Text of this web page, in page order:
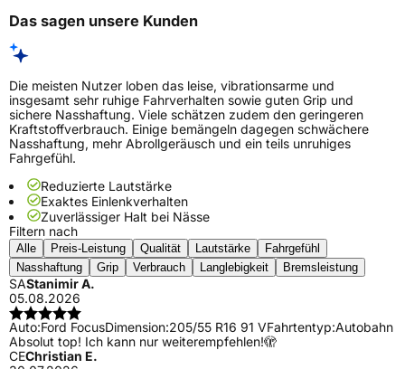
Das sagen unsere Kunden
Die meisten Nutzer loben das leise, vibrationsarme und
insgesamt sehr ruhige Fahrverhalten sowie guten Grip und
sichere Nasshaftung. Viele schätzen zudem den geringeren
Kraftstoffverbrauch. Einige bemängeln dagegen schwächere
Nasshaftung, mehr Abrollgeräusch und ein teils unruhiges
Fahrgefühl.
Reduzierte Lautstärke
Exaktes Einlenkverhalten
Zuverlässiger Halt bei Nässe
Filtern nach
Alle Preis-Leistung Qualität Lautstärke
Fahrgefühl
Nasshaftung
Grip Verbrauch Langlebigkeit Bremsleistung
SAStanimir A.
05.08.2026
Auto:Ford FocusDimension:205/55 R16 91 VFahrtentyp:Autobahn
Absolut top! Ich kann nur weiterempfehlen!🫣
CEChristian E.